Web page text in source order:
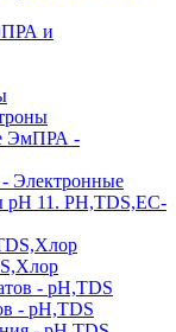
и
ЭмПРА -
Электронные
11. PH,TDS,EC-
- pH,TDS